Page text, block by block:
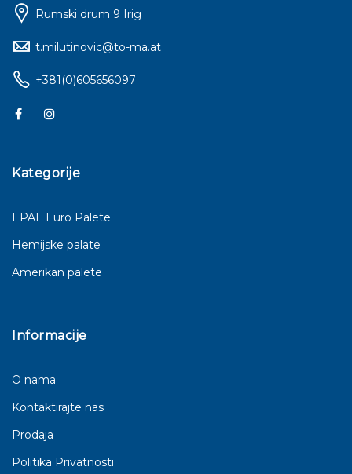
Rumski drum 9 Irig
t.milutinovic@to-ma.at
+381(0)605656097
Kategorije
EPAL Euro Palete
Hemijske palate
Amerikan palete
Informacije
O nama
Kontaktirajte nas
Prodaja
Politika Privatnosti